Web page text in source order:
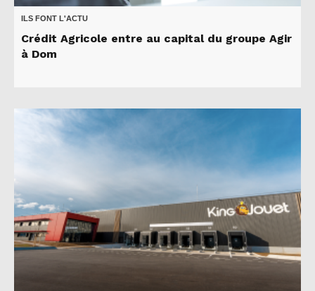
ILS FONT L'ACTU
Crédit Agricole entre au capital du groupe Agir
à Dom